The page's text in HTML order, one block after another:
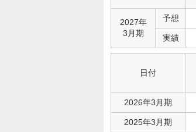
2027年
3月期
予想
実績
日付
2026年3月期
2025年3月期